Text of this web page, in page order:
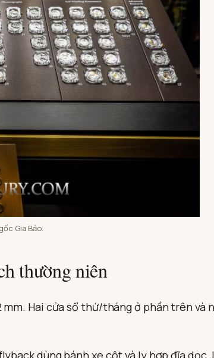
Gia Bảo.
thường niên
Hai cửa sổ thứ/tháng ở phần trên và
dùng bánh xe cột và ly hợp đĩa